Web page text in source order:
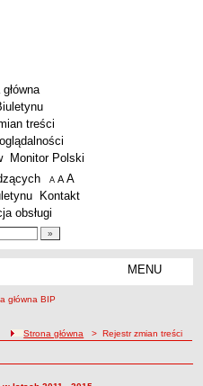
treści
Monitor Polski
A pomniejsz czcionkę
A standardowy rozmiar czcionki
A
Kontakt
obsługi
MENU
ścieżka nawigacji
Strona główna > Rejestr zmian treści